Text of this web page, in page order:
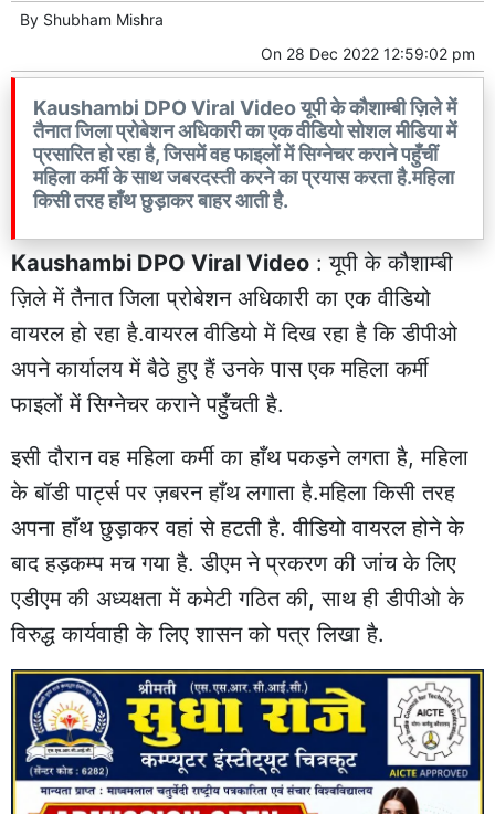
By Shubham Mishra
On 28 Dec 2022 12:59:02 pm
Kaushambi DPO Viral Video यूपी के कौशाम्बी ज़िले में
तैनात जिला प्रोबेशन अधिकारी का एक वीडियो सोशल मीडिया में
प्रसारित हो रहा है, जिसमें वह फाइलों में सिग्नेचर कराने पहुँचीं
महिला कर्मी के साथ जबरदस्ती करने का प्रयास करता है.महिला
किसी तरह हाँथ छुड़ाकर बाहर आती है.
Kaushambi DPO Viral Video : यूपी के कौशाम्बी
ज़िले में तैनात जिला प्रोबेशन अधिकारी का एक वीडियो
वायरल हो रहा है.वायरल वीडियो में दिख रहा है कि डीपीओ
अपने कार्यालय में बैठे हुए हैं उनके पास एक महिला कर्मी
फाइलों में सिग्नेचर कराने पहुँचती है.
इसी दौरान वह महिला कर्मी का हाँथ पकड़ने लगता है, महिला
के बॉडी पार्ट्स पर ज़बरन हाँथ लगाता है.महिला किसी तरह
अपना हाँथ छुड़ाकर वहां से हटती है. वीडियो वायरल होने के
बाद हड़कम्प मच गया है. डीएम ने प्रकरण की जांच के लिए
एडीएम की अध्यक्षता में कमेटी गठित की, साथ ही डीपीओ के
विरुद्ध कार्यवाही के लिए शासन को पत्र लिखा है.